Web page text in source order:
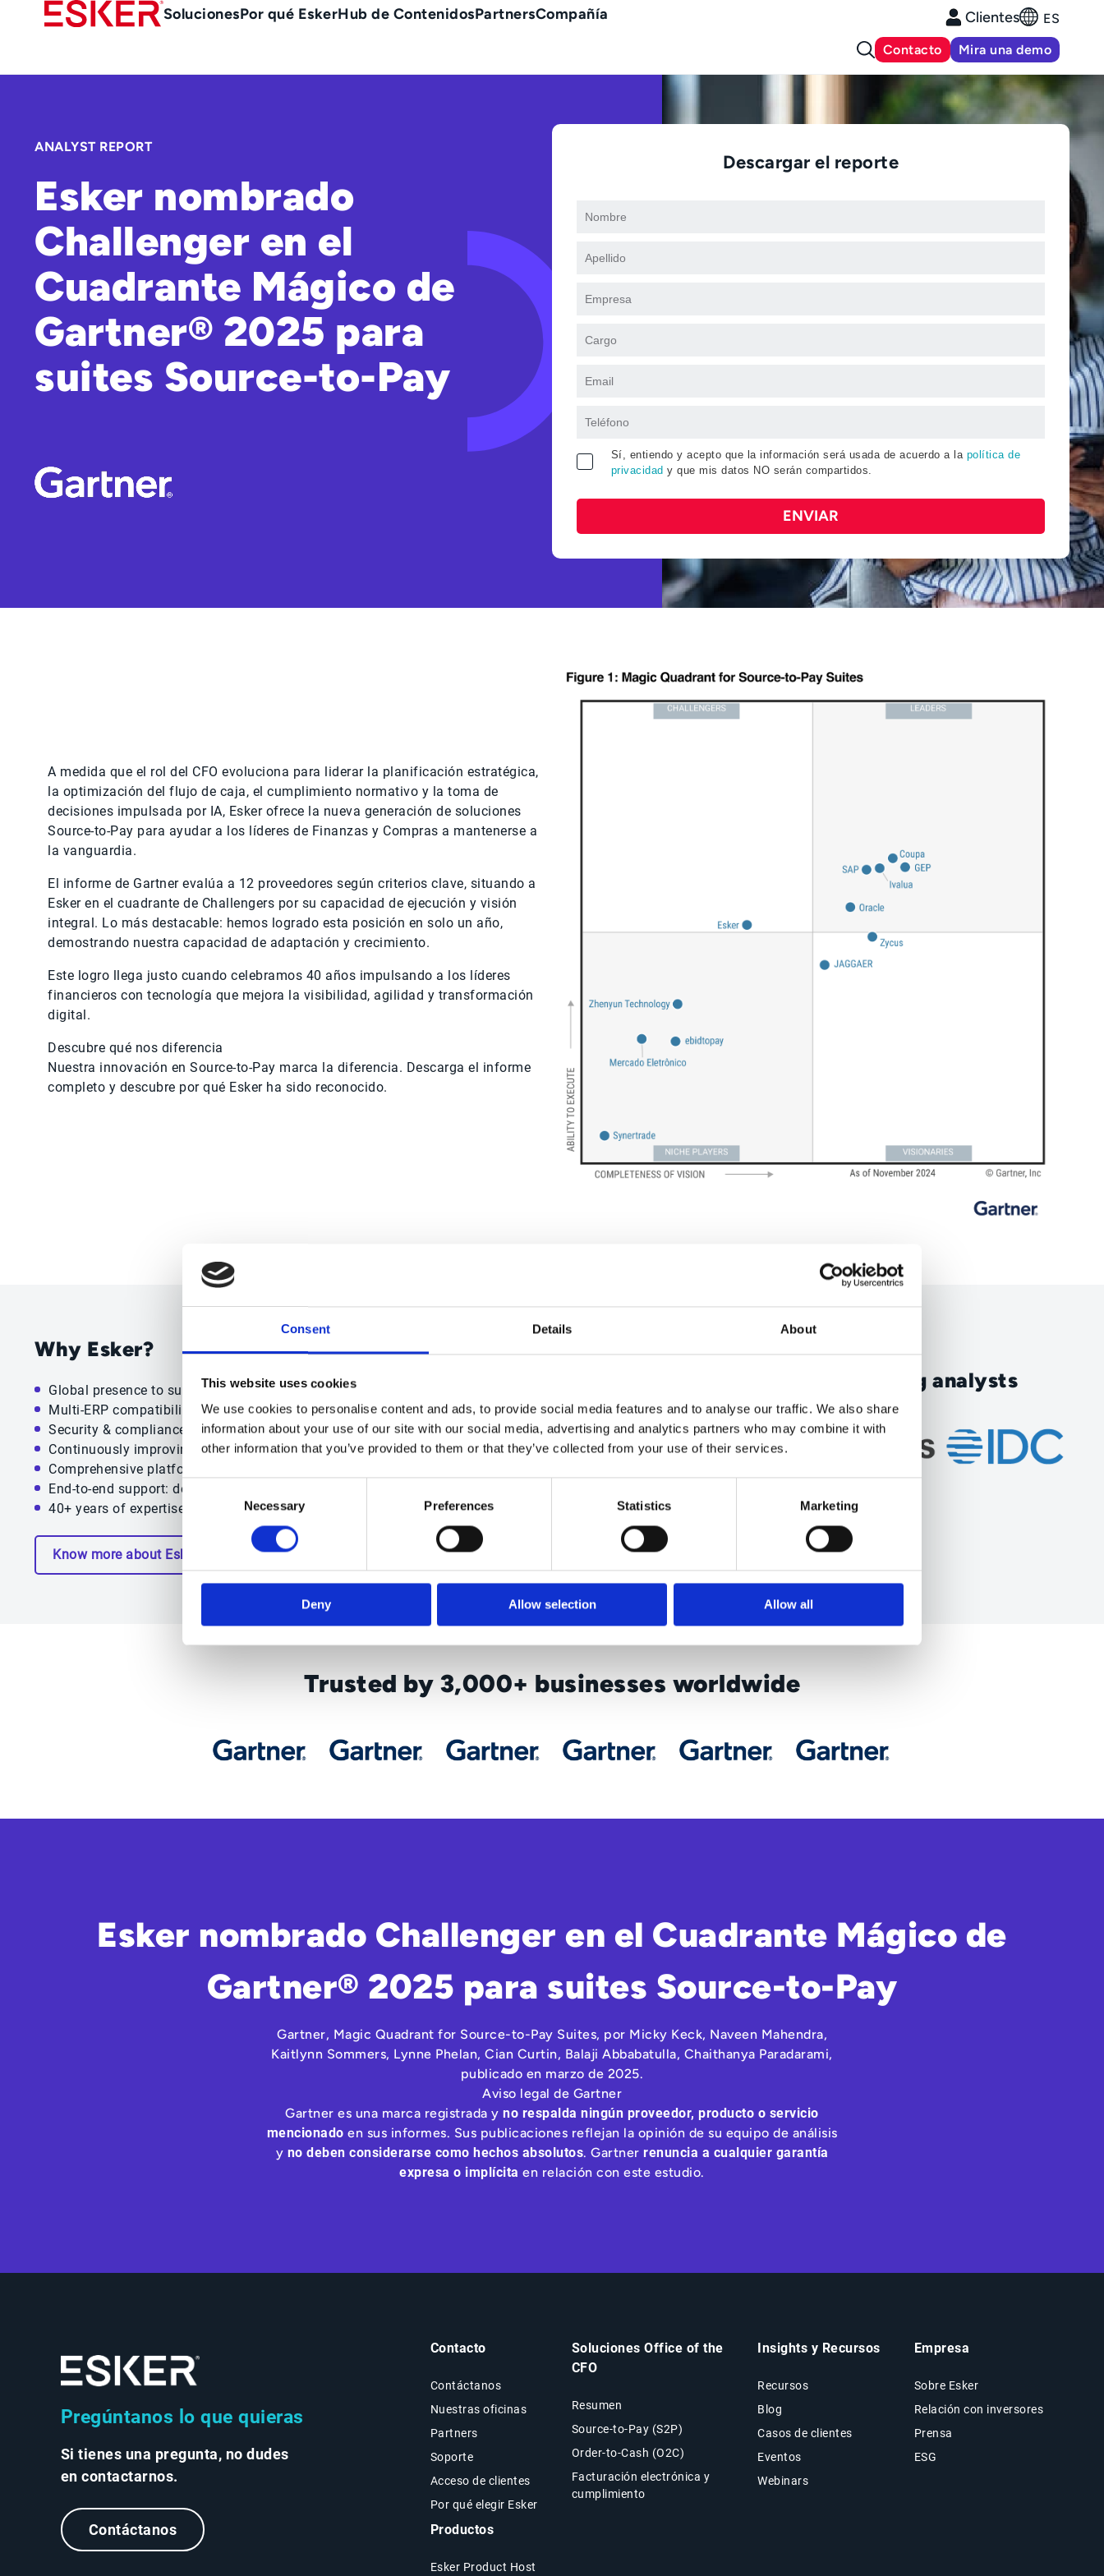
Consent Details About
This website uses cookies
We use cookies to personalise content and ads, to provide social media features and to analyse our traffic. We also share
information about your use of our site with our social media, advertising and analytics partners who may combine it with
other information that you’ve provided to them or that they’ve collected from your use of their services.
Consent
Selection
Necessary Preferences Statistics Marketing
Deny Allow selection Allow all
content
Main
SolucionesPor qué EskerHub de ContenidosPartnersCompañía Clientes ES
Contacto Mira una demo
ANALYST REPORT
Esker nombrado
Challenger en el
Cuadrante Mágico de
Gartner® 2025 para
suites Source-to-Pay
Descargar el reporte
Sí, entiendo y acepto que la información será usada de acuerdo a la política de
privacidad y que mis datos NO serán compartidos.
ENVIAR
A medida que el rol del CFO evoluciona para liderar la planificación estratégica,
la optimización del flujo de caja, el cumplimiento normativo y la toma de
decisiones impulsada por IA, Esker ofrece la nueva generación de soluciones
Source-to-Pay para ayudar a los líderes de Finanzas y Compras a mantenerse a
la vanguardia.
El informe de Gartner evalúa a 12 proveedores según criterios clave, situando a
Esker en el cuadrante de Challengers por su capacidad de ejecución y visión
integral. Lo más destacable: hemos logrado esta posición en solo un año,
demostrando nuestra capacidad de adaptación y crecimiento.
Este logro llega justo cuando celebramos 40 años impulsando a los líderes
financieros con tecnología que mejora la visibilidad, agilidad y transformación
digital.
Descubre qué nos diferencia
Nuestra innovación en Source-to-Pay marca la diferencia. Descarga el informe
completo y descubre por qué Esker ha sido reconocido.
Why Esker?
Global presence to support your growth anywhere
Multi-ERP compatibility for seamless integration
Security & compliance backed by certifications
Continuously improving customer experience
Comprehensive platform for both suppliers & customers
End-to-end support: development, integration, and local assistance
40+ years of expertise driving success
Know more about Esker
Recognized for years by leading analysts
See our analyst recognition
Trusted by 3,000+ businesses worldwide
Esker nombrado Challenger en el Cuadrante Mágico de
Gartner® 2025 para suites Source-to-Pay
Gartner, Magic Quadrant for Source-to-Pay Suites, por Micky Keck, Naveen Mahendra,
Kaitlynn Sommers, Lynne Phelan, Cian Curtin, Balaji Abbabatulla, Chaithanya Paradarami,
publicado en marzo de 2025.
Aviso legal de Gartner
Gartner es una marca registrada y no respalda ningún proveedor, producto o servicio
mencionado en sus informes. Sus publicaciones reflejan la opinión de su equipo de análisis
y no deben considerarse como hechos absolutos. Gartner renuncia a cualquier garantía
expresa o implícita en relación con este estudio.
Pregúntanos lo que quieras
Si tienes una pregunta, no dudes
en contactarnos.
Contáctanos
Contacto
Contáctanos
Nuestras oficinas
Partners
Soporte
Acceso de clientes
Por qué elegir Esker
Soluciones Office of the
CFO
Resumen
Source-to-Pay (S2P)
Order-to-Cash (O2C)
Facturación electrónica y
cumplimiento
Insights y Recursos
Recursos
Blog
Casos de clientes
Eventos
Webinars
Empresa
Sobre Esker
Relación con inversores
Prensa
ESG
Productos
Esker Product Host